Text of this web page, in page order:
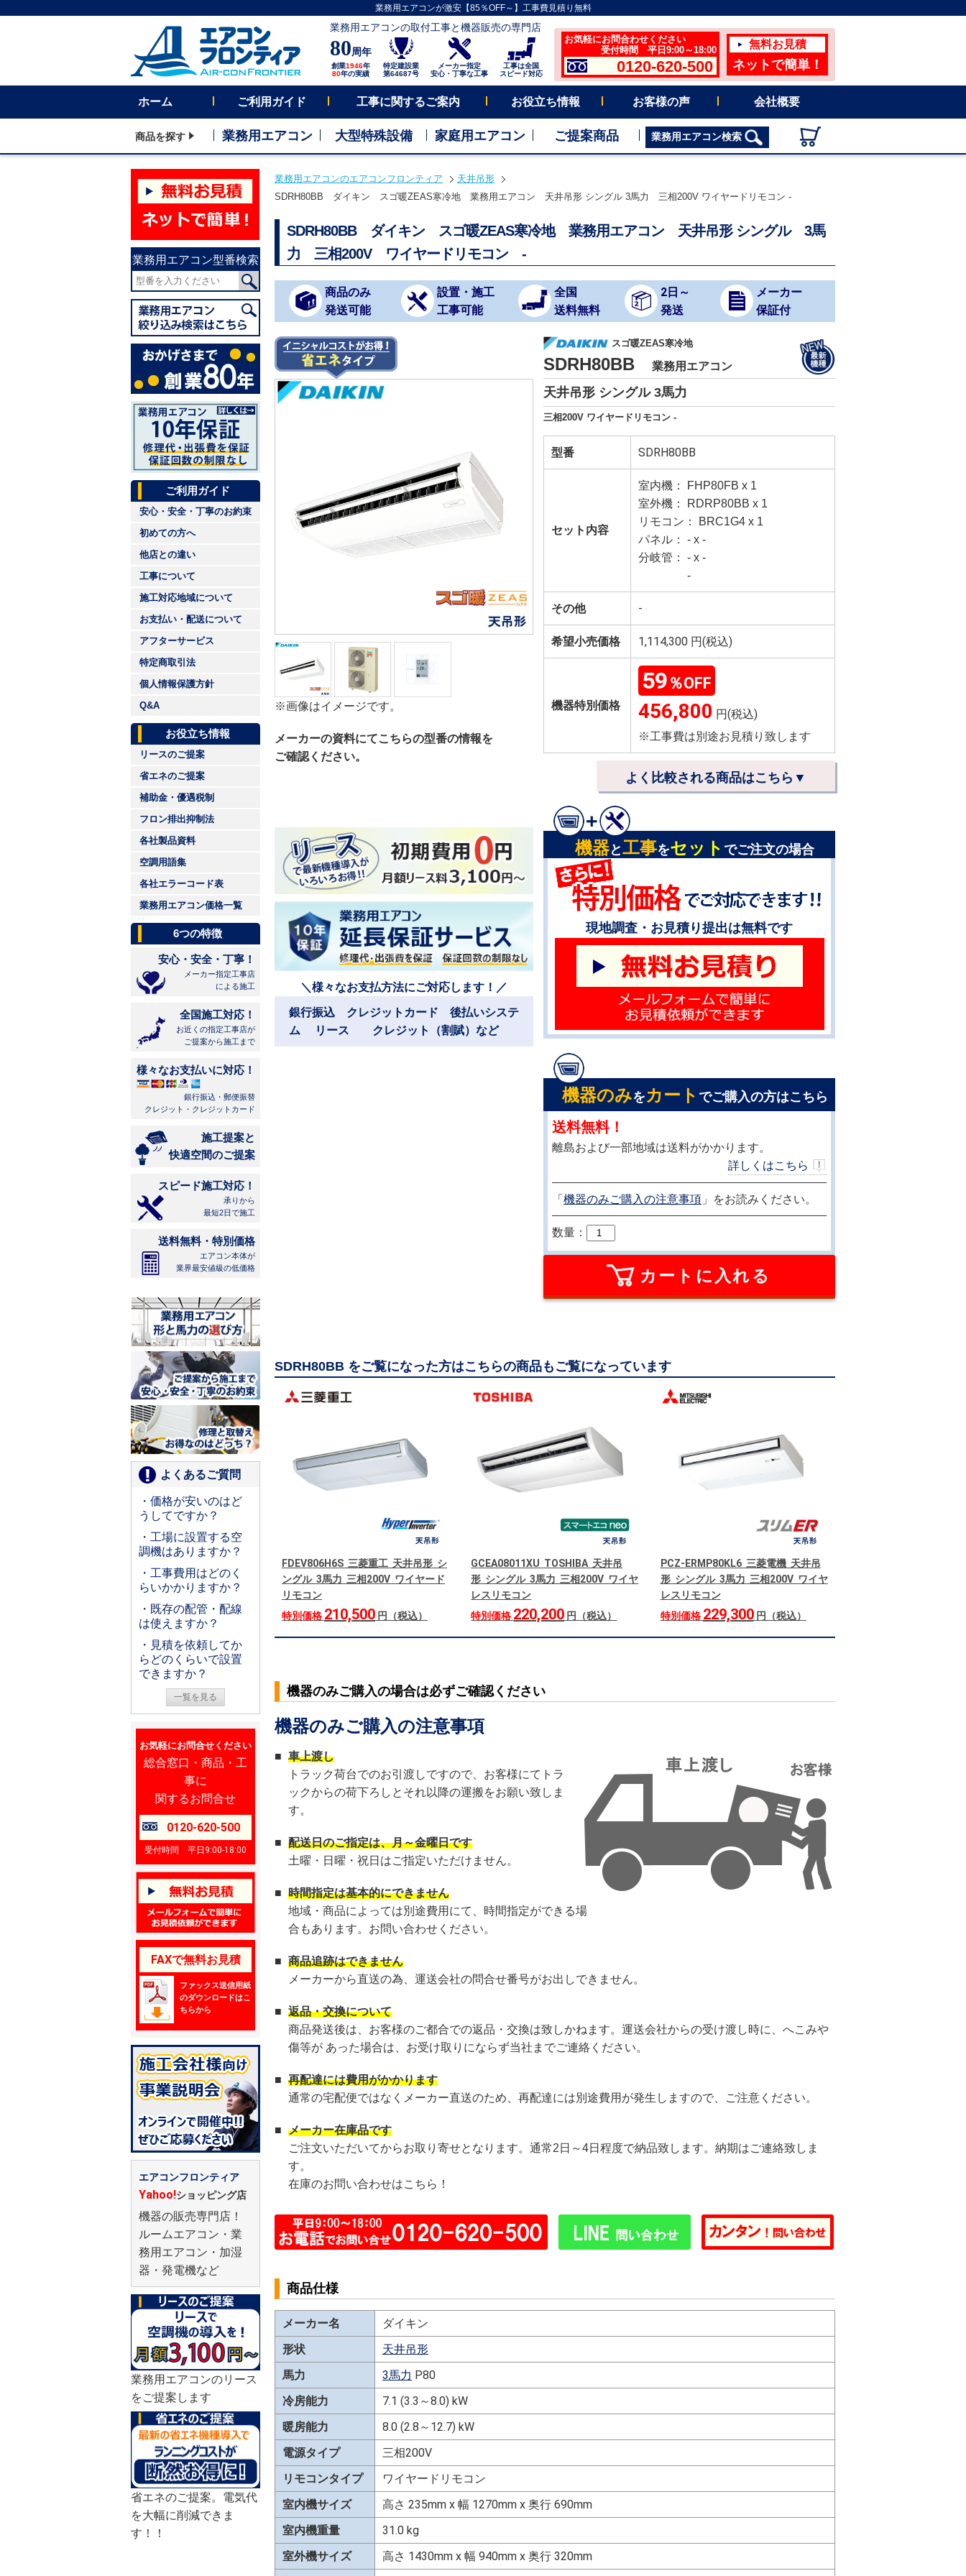
業務用エアコンが激安【85％OFF～】工事費見積り無料
業務用エアコンの取付工事と機器販売の専門店
80周年
創業1946年
80年の実績
特定建設業
第64687号
メーカー指定
安心・丁寧な工事
工事は全国
スピード対応
お気軽にお問合わせください
受付時間 平日9:00～18:00
0120-620-500
無料お見積
ネットで簡単！
ホーム ご利用ガイド 工事に関するご案内 お役立ち情報 お客様の声 会社概要
商品を探す 業務用エアコン 大型特殊設備 家庭用エアコン ご提案商品 業務用エアコン検索
業務用エアコン型番検索
ご利用ガイド
安心・安全・丁寧のお約束
初めての方へ
他店との違い
工事について
施工対応地域について
お支払い・配送について
アフターサービス
特定商取引法
個人情報保護方針
Q&A
お役立ち情報
リースのご提案
省エネのご提案
補助金・優遇税制
フロン排出抑制法
各社製品資料
空調用語集
各社エラーコード表
業務用エアコン価格一覧
6つの特徴
安心・安全・丁寧！
メーカー指定工事店
による施工
全国施工対応！
お近くの指定工事店が
ご提案から施工まで
様々なお支払いに対応！
銀行振込・郵便振替
クレジット・クレジットカード
施工提案と
快適空間のご提案
スピード施工対応！
承りから
最短2日で施工
送料無料・特別価格
エアコン本体が
業界最安値級の低価格
よくあるご質問
・価格が安いのはど
うしてですか？
・工場に設置する空
調機はありますか？
・工事費用はどのく
らいかかりますか？
・既存の配管・配線
は使えますか？
・見積を依頼してか
らどのくらいで設置
できますか？
一覧を見る
お気軽にお問合せください
総合窓口・商品・工
事に
関するお問合せ
0120-620-500
受付時間 平日9:00-18:00
FAXで無料お見積
ファックス送信用紙
のダウンロードはこ
ちらから
エアコンフロンティア
Yahoo!ショッピング店
機器の販売専門店！
ルームエアコン・業
務用エアコン・加湿
器・発電機など
業務用エアコンのリース
をご提案します
省エネのご提案。電気代
を大幅に削減できま
す！！
業務用エアコンのエアコンフロンティア
天井吊形
SDRH80BB ダイキン スゴ暖ZEAS寒冷地 業務用エアコン 天井吊形 シングル 3馬力 三相200V ワイヤードリモコン -
SDRH80BB ダイキン スゴ暖ZEAS寒冷地 業務用エアコン 天井吊形 シングル 3馬
力 三相200V ワイヤードリモコン -
商品のみ
発送可能
設置・施工
工事可能
全国
送料無料
2日～
発送
メーカー
保証付
※画像はイメージです。
メーカーの資料にてこちらの型番の情報を
ご確認ください。
スゴ暖ZEAS寒冷地
SDRH80BB 業務用エアコン
天井吊形 シングル 3馬力
三相200V ワイヤードリモコン -
型番 SDRH80BB
セット内容
室内機： FHP80FB x 1
室外機： RDRP80BB x 1
リモコン： BRC1G4 x 1
パネル： - x -
分岐管： - x -
-
その他 -
希望小売価格 1,114,300 円(税込)
機器特別価格
59 ％OFF
456,800 円(税込)
※工事費は別途お見積り致します
よく比較される商品はこちら▼
＼様々なお支払方法にご対応します！／
銀行振込 クレジットカード 後払いシステ
ム リース クレジット（割賦）など
機器と工事をセット でご注文の場合
現地調査・お見積り提出は無料です
機器のみをカート でご購入の方はこちら
送料無料！
離島および一部地域は送料がかかります。
詳しくはこちら
「機器のみご購入の注意事項 」をお読みください。
数量：
カートに入れる
SDRH80BB をご覧になった方はこちらの商品もご覧になっています
FDEV806H6S 三菱重工 天井吊形 シ
ングル 3馬力 三相200V ワイヤード
リモコン
特別価格 210,500 円（税込）
GCEA08011XU TOSHIBA 天井吊
形 シングル 3馬力 三相200V ワイヤ
レスリモコン
特別価格 220,200 円（税込）
PCZ-ERMP80KL6 三菱電機 天井吊
形 シングル 3馬力 三相200V ワイヤ
レスリモコン
特別価格 229,300円（税込）
機器のみご購入の場合は必ずご確認ください
機器のみご購入の注意事項
■ 車上渡し
トラック荷台でのお引渡しですので、お客様にてトラ
ックからの荷下ろしとそれ以降の運搬をお願い致しま
す。
■ 配送日のご指定は、月～金曜日です
土曜・日曜・祝日はご指定いただけません。
■ 時間指定は基本的にできません
地域・商品によっては別途費用にて、時間指定ができる場
合もあります。お問い合わせください。
■ 商品追跡はできません
メーカーから直送の為、運送会社の問合せ番号がお出しできません。
■ 返品・交換について
商品発送後は、お客様のご都合での返品・交換は致しかねます。運送会社からの受け渡し時に、へこみや
傷等が あった場合は、お受け取りにならず当社までご連絡ください。
■ 再配達には費用がかかります
通常の宅配便ではなくメーカー直送のため、再配達には別途費用が発生しますので、ご注意ください。
■ メーカー在庫品です
ご注文いただいてからお取り寄せとなります。通常2日～4日程度で納品致します。納期はご連絡致しま
す。
在庫のお問い合わせはこちら！
商品仕様
メーカー名
ダイキン
形状
天井吊形
馬力
3馬力 P80
冷房能力
7.1 (3.3～8.0) kW
暖房能力
8.0 (2.8～12.7) kW
電源タイプ
三相200V
リモコンタイプ
ワイヤードリモコン
室内機サイズ
高さ 235mm x 幅 1270mm x 奥行 690mm
室内機重量
31.0 kg
室外機サイズ
高さ 1430mm x 幅 940mm x 奥行 320mm